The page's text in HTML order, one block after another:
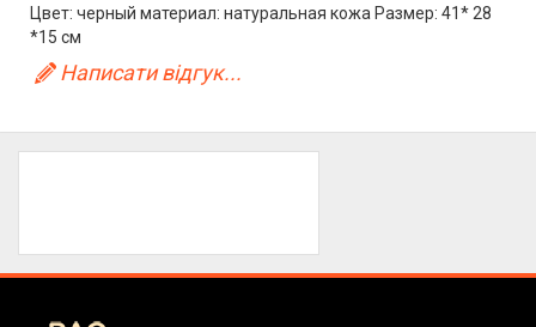
Цвет: черный материал: натуральная кожа Размер: 41* 28
*15 см
Написати відгук...